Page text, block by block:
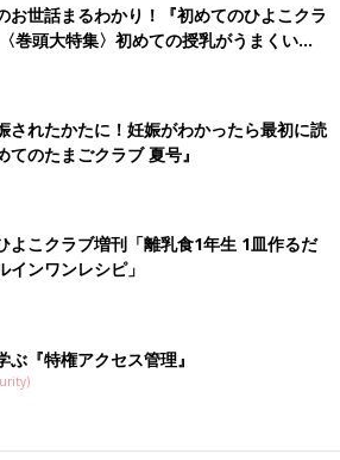
お世話まるわかり！『初めてのひよこクラ
巻頭大特集〉初めての授乳がうまくい
い・ミルクの基本と夏のトラブル 解決テ
されたかたに！妊娠がわかったら最初に読
てのたまごクラブ 夏号』
よこクラブ増刊「離乳食1年生 1皿作るだ
インワン​レシピ」
ぶ『特権アクセス管理』